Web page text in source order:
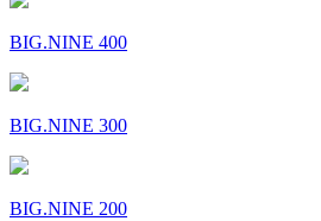
BIG.NINE 400
BIG.NINE 300
BIG.NINE 200